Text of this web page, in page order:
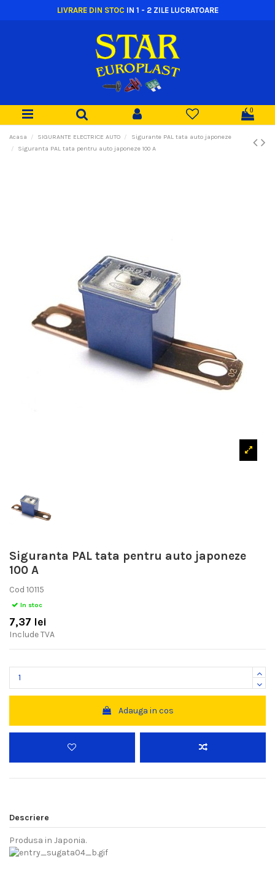
LIVRARE DIN STOC IN 1 - 2 ZILE LUCRATOARE
0
Acasa SIGURANTE ELECTRICE AUTO
Sigurante PAL tata auto japoneze
Siguranta PAL tata pentru auto japoneze 100 A
Siguranta PAL tata pentru auto japoneze
100 A
Cod 10115
In stoc
7,37 lei
Include TVA
Adauga in cos
Descriere
Produsa in Japonia.